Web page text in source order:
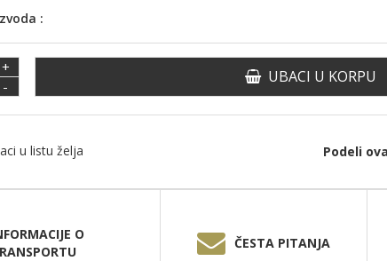
:
+
-
UBACI U KORPU
u listu želja Podeli
O
ČESTA PITANJA